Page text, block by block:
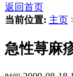
返回首页
当前位置: 主页
急性荨麻